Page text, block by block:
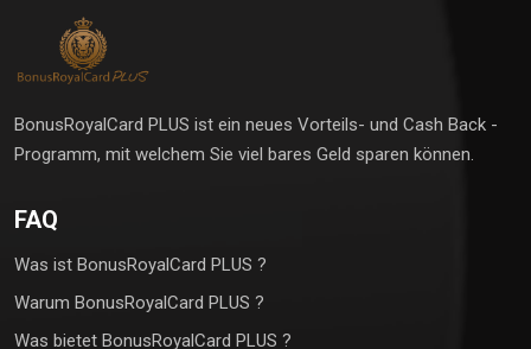
BonusRoyalCard PLUS ist ein neues Vorteils- und Cash Back -
Programm, mit welchem Sie viel bares Geld sparen können.
FAQ
Was ist BonusRoyalCard PLUS ?
Warum BonusRoyalCard PLUS ?
Was bietet BonusRoyalCard PLUS ?